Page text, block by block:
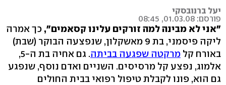
יעל ברנובסקי
פורסם: 01.03.08, 08:45
"אני לא מבינה למה זורקים עלינו קסאמים", כך אמרה
ליקה פיסמני, בת 9 מאשקלון, שנפצעה הבוקר (שבת)
באורח קל מרקטה שפגעה בביתה
. גם אחיה בת ה-5,
אלמוג, נפצע קל מרסיסים. השניים ואדם נוסף, שנפגע
גם הוא, פונו לקבלת טיפול רפואי בבית החולים